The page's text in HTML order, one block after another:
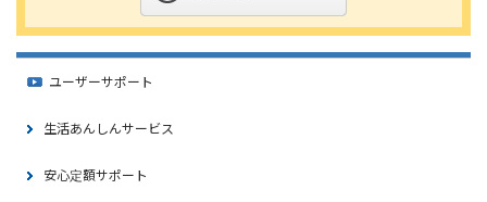
ユーザーサポート
生活あんしんサービス
安心定額サポート